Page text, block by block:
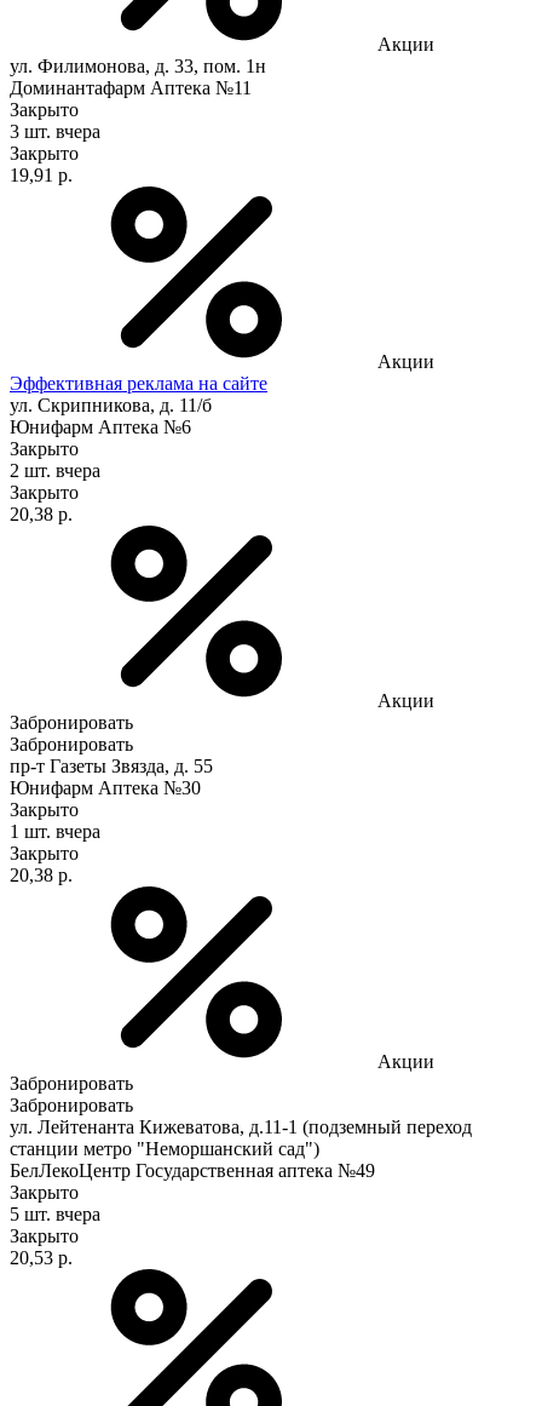
Акции
ул. Филимонова, д. 33, пом. 1н
Доминантафарм Аптека №11
Закрыто
3 шт. вчера
Закрыто
19,91 р.
Акции
Эффективная реклама на сайте
ул. Скрипникова, д. 11/б
Юнифарм Аптека №6
Закрыто
2 шт. вчера
Закрыто
20,38 р.
Акции
Забронировать
Забронировать
пр-т Газеты Звязда, д. 55
Юнифарм Аптека №30
Закрыто
1 шт. вчера
Закрыто
20,38 р.
Акции
Забронировать
Забронировать
ул. Лейтенанта Кижеватова, д.11-1 (подземный переход
станции метро "Неморшанский сад")
БелЛекоЦентр Государственная аптека №49
Закрыто
5 шт. вчера
Закрыто
20,53 р.